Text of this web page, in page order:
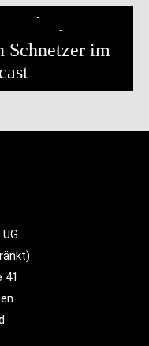
fast 800
mit
Schnetzer im
41